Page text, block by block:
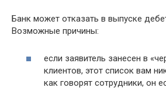
Банк может отказать в выпуске
Возможные причины:
если заявитель занесен в
клиентов, этот список вам
как говорят сотрудники, он